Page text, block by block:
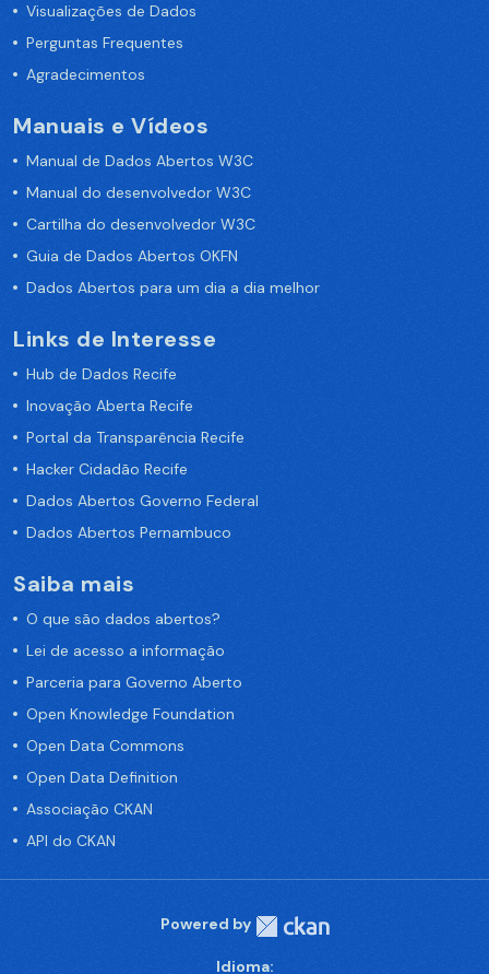
Visualizações de Dados
Perguntas Frequentes
Agradecimentos
Manuais e Vídeos
Manual de Dados Abertos W3C
Manual do desenvolvedor W3C
Cartilha do desenvolvedor W3C
Guia de Dados Abertos OKFN
Dados Abertos para um dia a dia melhor
Links de Interesse
Hub de Dados Recife
Inovação Aberta Recife
Portal da Transparência Recife
Hacker Cidadão Recife
Dados Abertos Governo Federal
Dados Abertos Pernambuco
Saiba mais
O que são dados abertos?
Lei de acesso a informação
Parceria para Governo Aberto
Open Knowledge Foundation
Open Data Commons
Open Data Definition
Associação CKAN
API do CKAN
Powered by
Idioma